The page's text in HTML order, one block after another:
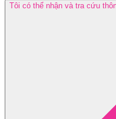
Tôi có thể nhận và tra cứu